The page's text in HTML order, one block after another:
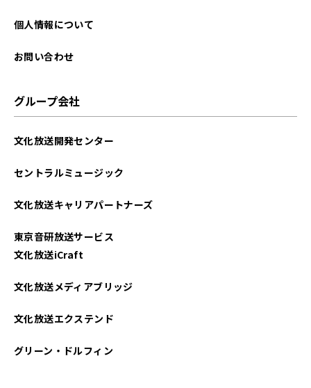
2025年08月
2025年05月
2024年12月
2024年11月
2024年10月
個人情報について
お問い合わせ
グループ会社
文化放送開発センター
セントラルミュージック
文化放送キャリアパートナーズ
東京音研放送サービス
文化放送iCraft
文化放送メディアブリッジ
文化放送エクステンド
グリーン・ドルフィン